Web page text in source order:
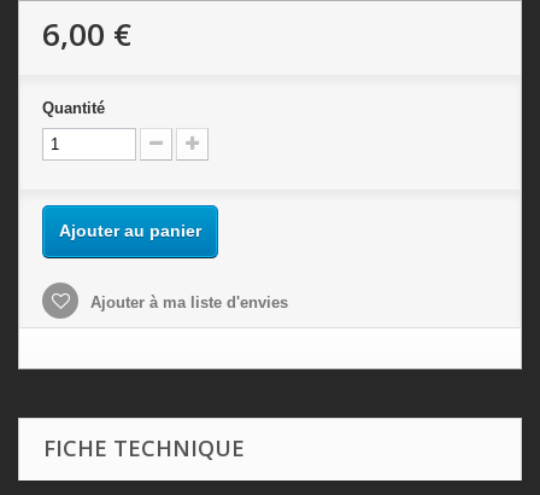
6,00 €
Quantité
Ajouter au panier
Ajouter à ma liste d'envies
FICHE TECHNIQUE